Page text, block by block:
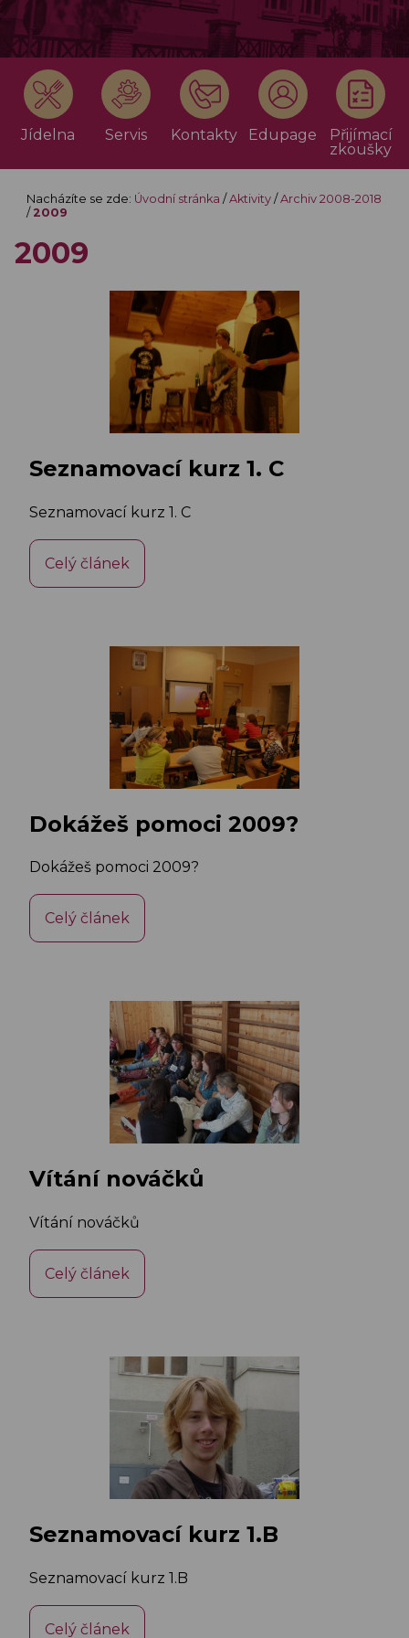
Jídelna Servis Kontakty Edupage
Přijímací
zkoušky
Nacházíte se zde: Úvodní stránka / Aktivity/ Archiv 2008-2018
/ 2009
2009
Seznamovací kurz 1. C
Seznamovací kurz 1. C
Celý článek
Dokážeš pomoci 2009?
Dokážeš pomoci 2009?
Celý článek
Vítání nováčků
Vítání nováčků
Celý článek
Seznamovací kurz 1.B
Seznamovací kurz 1.B
Celý článek